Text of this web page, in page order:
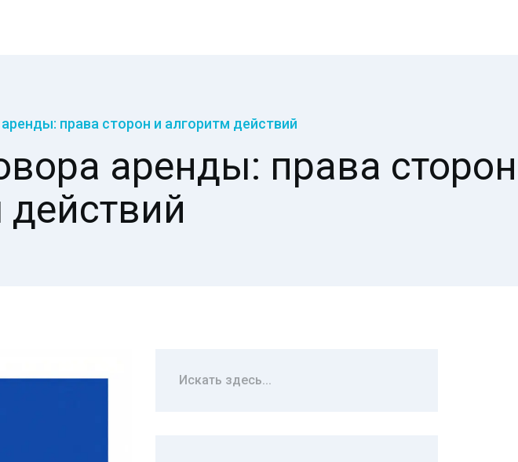
права сторон и алгоритм действий
аренды: права сторон